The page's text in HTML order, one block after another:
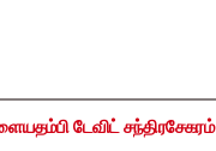
டேவிட் சந்திரசேகரம்